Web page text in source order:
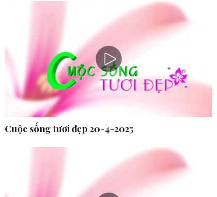
Cuộc sống tươi đẹp 20-4-2025